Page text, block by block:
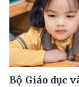
Bộ Giáo dục